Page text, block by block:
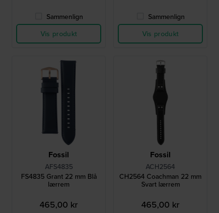
Sammenlign
Vis produkt
Sammenlign
Vis produkt
Fossil
AFS4835
FS4835 Grant 22 mm Blå
lærrem
465,00 kr
Fossil
ACH2564
CH2564 Coachman 22 mm
Svart lærrem
465,00 kr